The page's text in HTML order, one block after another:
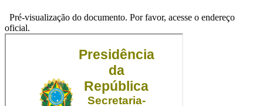
Pré-visualização do documento. Por favor, acesse o endereço
oficial.